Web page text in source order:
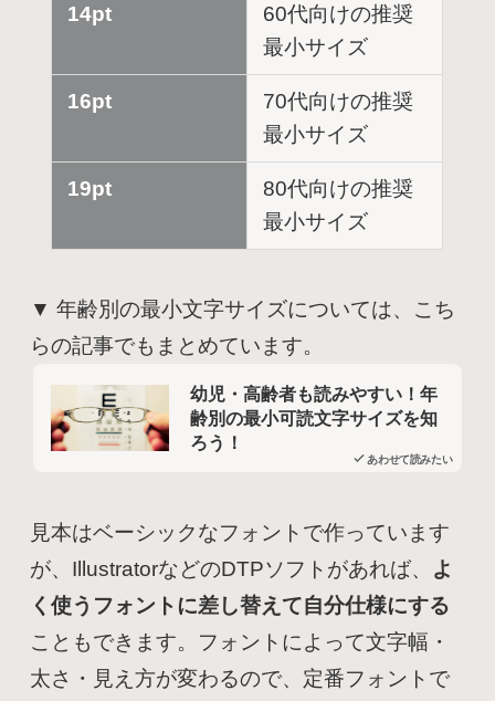
14pt
60代向けの推奨
最小サイズ
16pt
70代向けの推奨
最小サイズ
19pt
80代向けの推奨
最小サイズ
▼ 年齢別の最小文字サイズについては、こち
らの記事でもまとめています。
あわせて読みたい
幼児・高齢者も読みやすい！年
齢別の最小可読文字サイズを知
ろう！
見本はベーシックなフォントで作っています
が、IllustratorなどのDTPソフトがあれば、 よ
く使うフォントに差し替えて自分仕様にする
こともできます。フォントによって文字幅・
太さ・見え方が変わるので、定番フォントで